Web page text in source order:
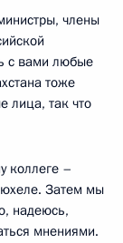
члены
с вами любые
тоже
лица, так что
коллеге –
Затем мы
надеюсь,
мнениями.